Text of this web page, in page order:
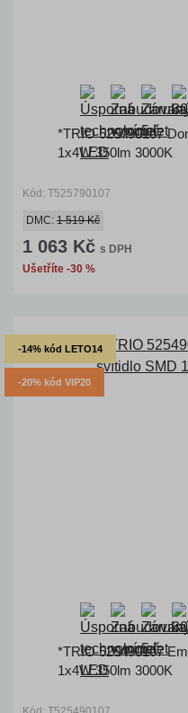
*TRIO 525790107
1x4W 350lm 3000K
Kód: T525790107
DMC: 1 519 Kč
1 063 Kč s DPH
Ušetříte -30 %
-14% kód LETO14
-20% kód VIP20
*TRIO 525490107
1x4W 350lm 3000K